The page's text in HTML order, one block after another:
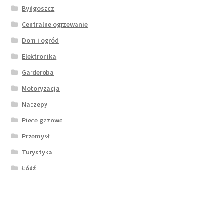
Bydgoszcz
Centralne ogrzewanie
Dom i ogród
Elektronika
Garderoba
Motoryzacja
Naczepy
Piece gazowe
Przemysł
Turystyka
Łódź